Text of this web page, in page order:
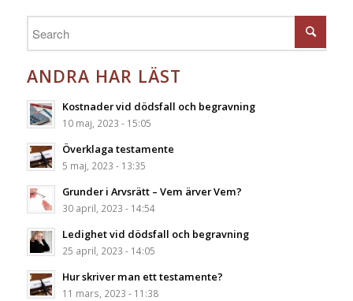
ANDRA HAR LÄST
Kostnader vid dödsfall och begravning
10 maj, 2023 - 15:05
Överklaga testamente
5 maj, 2023 - 13:35
Grunder i Arvsrätt – Vem ärver Vem?
30 april, 2023 - 14:54
Ledighet vid dödsfall och begravning
25 april, 2023 - 14:05
Hur skriver man ett testamente?
11 mars, 2023 - 11:38